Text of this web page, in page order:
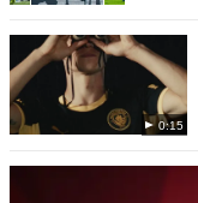
0:15